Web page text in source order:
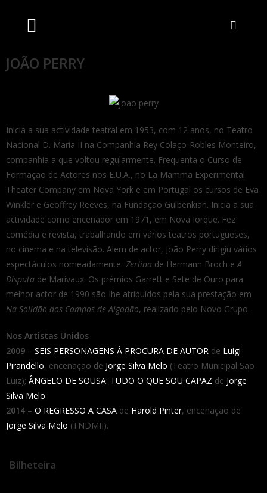
JOÃO PERRY
Inicia a sua actividade teatral em 1953, com 12 anos, no Teatro
Nacional D. Maria II na Companhia Rey Colaço-Robles Monteiro,
companhia a que voltou regularmente. Frequenta o Curso de
Formação de Actores nos E.U.A., no La Mamma Experimental
Theater Company em Nova York e em Portugal os cursos de Eva
Winkler e Geoffrey Reeves, na Fundação Gulbenkian. Inicia a sua
actividade como encenador em 1971, em Nova Iorque. Fez
comédia e revista, trabalhando em vários teatros portugueses,
no cinema e na televisão. Alem de actor, João Perry dirigiu vários
espectáculos nomeadamente Zerlina de Hermann Broch e A
Disputa de Marivaux. Os prémios Garrett e Sete de Ouro para
melhor actor de 1990 são-lhe atribuídos pela sua prestação em
Na Solidão dos Campos de Algodão, realizado pelo Novo Grupo.
Nos Artistas Unidos
2009 – SEIS PERSONAGENS À PROCURA DE AUTOR de Luigi
Pirandello, encenação de Jorge Silva Melo (Teatro Municipal São
Luiz); ÂNGELO DE SOUSA: TUDO O QUE SOU CAPAZ de Jorge
Silva Melo.
2014 – O REGRESSO A CASA de Harold Pinter, encenação de
Jorge Silva Melo (TNDMII).
Bilheteira